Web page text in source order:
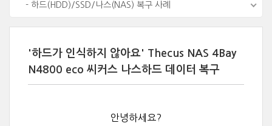
- 하드(HDD)/SSD/나스(NAS) 복구 사례
'하드가 인식하지 않아요' Thecus NAS 4Bay
N4800 eco 씨커스 나스하드 데이터 복구
안녕하세요?